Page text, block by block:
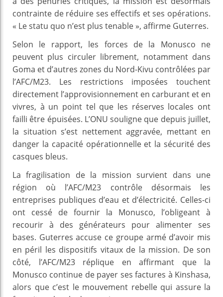
contrainte de réduire ses effectifs et ses opérations.
« Le statu quo n’est plus tenable », affirme Guterres.
Selon le rapport, les forces de la Monusco ne
peuvent plus circuler librement, notamment dans
Goma et d’autres zones du Nord-Kivu contrôlées par
l’AFC/M23. Les restrictions imposées touchent
directement l’approvisionnement en carburant et en
vivres, à un point tel que les réserves locales ont
failli être épuisées. L’ONU souligne que depuis juillet,
la situation s’est nettement aggravée, mettant en
danger la capacité opérationnelle et la sécurité des
casques bleus.
La fragilisation de la mission survient dans une
région où l’AFC/M23 contrôle désormais les
entreprises publiques d’eau et d’électricité. Celles-ci
ont cessé de fournir la Monusco, l’obligeant à
recourir à des générateurs pour alimenter ses
bases. Guterres accuse ce groupe armé d’avoir mis
en péril les dispositifs vitaux de la mission. De son
côté, l’AFC/M23 réplique en affirmant que la
Monusco continue de payer ses factures à Kinshasa,
alors que c’est le mouvement rebelle qui assure la